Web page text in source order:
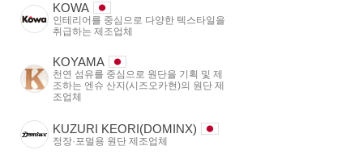
KOWA
인테리어를 중심으로 다양한 텍스타일을
취급하는 제조업체
KOYAMA
천연 섬유를 중심으로 원단을 기획 및 제
조하는 엔슈 산지(시즈오카현)의 원단 제
조업체
KUZURI KEORI(DOMINX)
정장·포멀용 원단 제조업체